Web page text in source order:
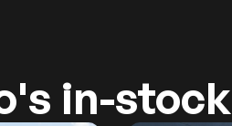
in-stock